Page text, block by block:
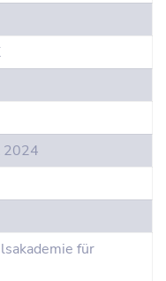
2024
für